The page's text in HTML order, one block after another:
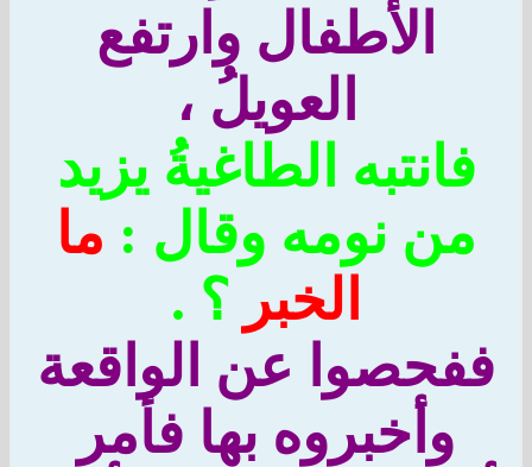
الأطفال وارتفع
العويلُ ،
فانتبه الطاغيةُ يزيد
من نومه وقال :ما
الخبر؟ .
عن الواقعة
وأخبروه بها فأمر